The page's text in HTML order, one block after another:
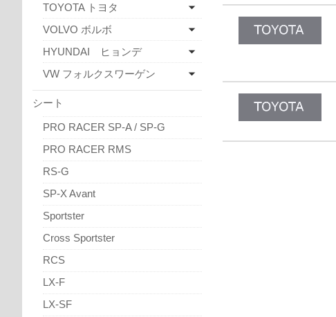
TOYOTA トヨタ
VOLVO ボルボ
HYUNDAI ヒョンデ
VW フォルクスワーゲン
シート
PRO RACER SP-A / SP-G
PRO RACER RMS
RS-G
SP-X Avant
Sportster
Cross Sportster
RCS
LX-F
LX-SF